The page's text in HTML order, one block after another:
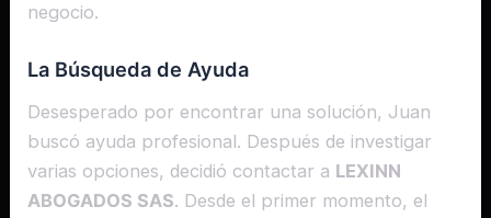
negocio.
La Búsqueda de Ayuda
Desesperado por encontrar una solución, Juan
buscó ayuda profesional. Después de investigar
varias opciones, decidió contactar a LEXINN
ABOGADOS SAS. Desde el primer momento, el